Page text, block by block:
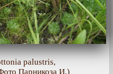
palustris,
Парникоза И.)